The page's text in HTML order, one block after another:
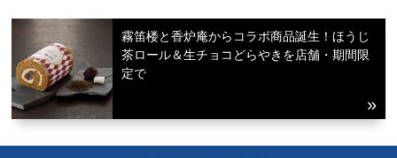
霧笛楼と香炉庵からコラボ商品誕生！ほうじ
茶ロール＆生チョコどらやきを店舗・期間限
定で